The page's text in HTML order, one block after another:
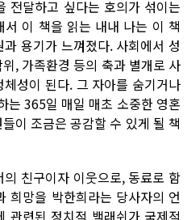
전달하고 싶다는 호의가 섞이는
이 책을 읽는 내내 나는 이 책
용기가 느껴졌다. 사회에서 성
, 가족환경 등의 축과 별개로 사
성이 된다. 그 자아를 숨기거나
는 365일 매일 매초 소중한 영혼
이 조금은 공감할 수 있게 될 책
친구이자 이웃으로, 동료로 함
희망을 박한희라는 당사자의 언
관련된 정치적 백래쉬가 국제적